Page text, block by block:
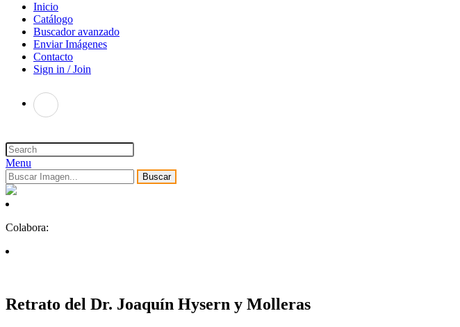
Inicio
Catálogo
Buscador avanzado
Enviar Imágenes
Contacto
Sign in / Join
Menu
Buscar
Colabora:
Retrato del Dr. Joaquín Hysern y Molleras